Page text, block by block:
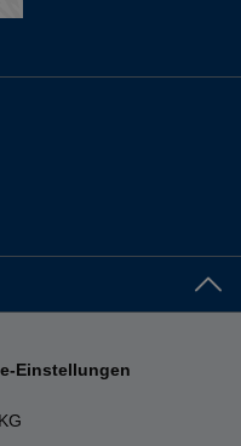
Einstellungen